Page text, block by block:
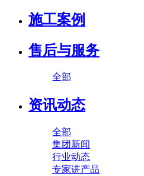
施工案例
售后与服务
全部
资讯动态
全部
集团新闻
行业动态
专家讲产品